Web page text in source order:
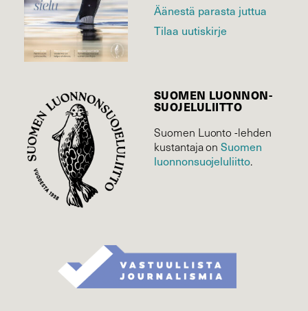
Äänestä parasta juttua
Tilaa uutiskirje
SUOMEN LUONNON­
SUOJELU­LIITTO
Suomen Luonto -lehden
kustantaja onSuomen
luonnonsuojelu­liitto.